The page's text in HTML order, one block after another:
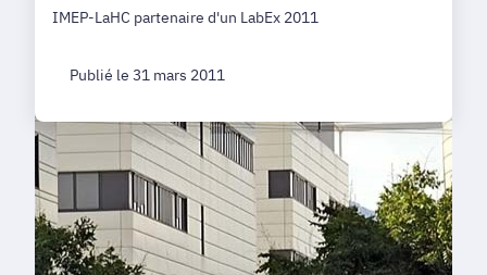
IMEP-LaHC partenaire d'un LabEx 2011
Publié le 31 mars 2011